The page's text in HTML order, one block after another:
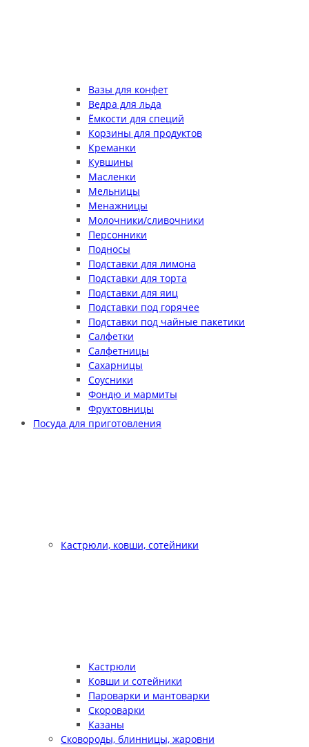
Вазы для конфет
Ведра для льда
Ёмкости для специй
Корзины для продуктов
Креманки
Кувшины
Масленки
Мельницы
Менажницы
Молочники/сливочники
Персонники
Подносы
Подставки для лимона
Подставки для торта
Подставки для яиц
Подставки под горячее
Подставки под чайные пакетики
Салфетки
Салфетницы
Сахарницы
Соусники
Фондю и мармиты
Фруктовницы
Посуда для приготовления
Кастрюли, ковши, сотейники
Кастрюли
Ковши и сотейники
Пароварки и мантоварки
Скороварки
Казаны
Сковороды, блинницы, жаровни